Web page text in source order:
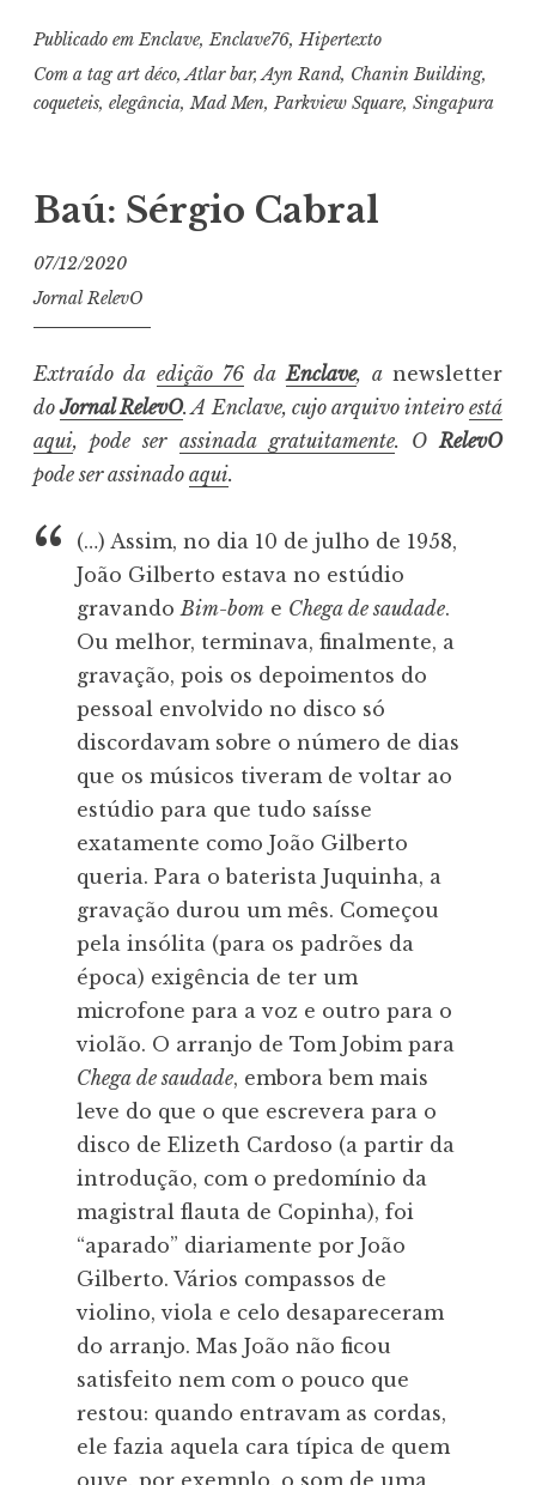
Publicado emEnclave,Enclave76,Hipertexto
Com a tagart déco,Atlar bar,Ayn Rand, Chanin Building,
coqueteis, elegância,Mad Men, Parkview Square, Singapura
Baú: Sérgio Cabral
07/12/2020
Jornal RelevO
Extraído da edição 76daEnclave, anewsletter
doJornal RelevO. A Enclave, cujo arquivo inteiro está
aqui, pode ser assinada gratuitamente. ORelevO
pode ser assinado aqui.
(…) Assim, no dia 10 de julho de 1958,
João Gilberto estava no estúdio
gravandoBim-bom e Chega de saudade.
Ou melhor, terminava, finalmente, a
gravação, pois os depoimentos do
pessoal envolvido no disco só
discordavam sobre o número de dias
que os músicos tiveram de voltar ao
estúdio para que tudo saísse
exatamente como João Gilberto
queria. Para o baterista Juquinha, a
gravação durou um mês. Começou
pela insólita (para os padrões da
época) exigência de ter um
microfone para a voz e outro para o
violão. O arranjo de Tom Jobim para
Chega de saudade, embora bem mais
leve do que o que escrevera para o
disco de Elizeth Cardoso (a partir da
introdução, com o predomínio da
magistral flauta de Copinha), foi
“aparado” diariamente por João
Gilberto. Vários compassos de
violino, viola e celo desapareceram
do arranjo. Mas João não ficou
satisfeito nem com o pouco que
restou: quando entravam as cordas,
ele fazia aquela cara típica de quem